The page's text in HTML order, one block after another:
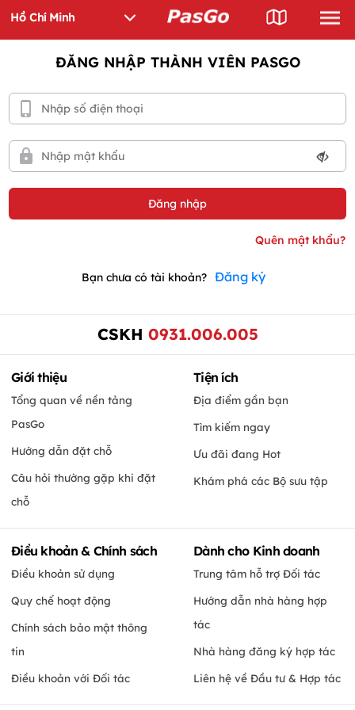
ĐĂNG NHẬP THÀNH VIÊN PASGO
Bạn chưa có tài khoản? Đăng ký
CSKH 0931.006.005
Giới thiệu
Tổng quan về nền tảng
PasGo
Hướng dẫn đặt chỗ
Câu hỏi thường gặp khi đặt
chỗ
Tiện ích
Địa điểm gần bạn
Tìm kiếm ngay
Ưu đãi đang Hot
Khám phá các Bộ sưu tập
Điều khoản & Chính sách
Điều khoản sử dụng
Quy chế hoạt động
Chính sách bảo mật thông
tin
Điều khoản với Đối tác
Dành cho Kinh doanh
Trung tâm hỗ trợ Đối tác
Hướng dẫn nhà hàng hợp
tác
Nhà hàng đăng ký hợp tác
Liên hệ về Đầu tư & Hợp tác